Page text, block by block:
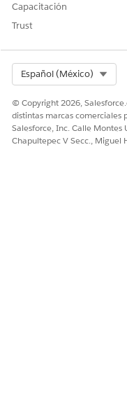
¡Háganos
Capacitación
Trust
Español (México)
© Copyright 2026,
distintas marcas comerciales
Salesforce, Inc. Calle Montes
Chapultepec V Secc., Miguel